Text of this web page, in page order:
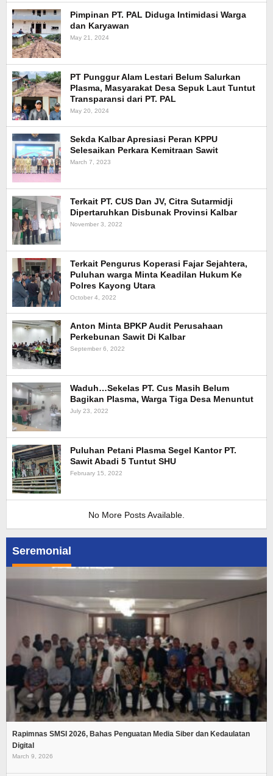
Seremonial
Rapimnas SMSI 2026, Bahas Penguatan Media Siber dan Kedaulatan
Digital
March 9, 2026
Pimpinan PT. PAL Diduga Intimidasi Warga
dan Karyawan
May 21, 2024
PT Punggur Alam Lestari Belum Salurkan
Plasma, Masyarakat Desa Sepuk Laut Tuntut
Transparansi dari PT. PAL
May 20, 2024
Sekda Kalbar Apresiasi Peran KPPU
Selesaikan Perkara Kemitraan Sawit
March 7, 2023
Terkait PT. CUS Dan JV, Citra Sutarmidji
Dipertaruhkan Disbunak Provinsi Kalbar
November 3, 2022
Terkait Pengurus Koperasi Fajar Sejahtera,
Puluhan warga Minta Keadilan Hukum Ke
Polres Kayong Utara
October 4, 2022
Anton Minta BPKP Audit Perusahaan
Perkebunan Sawit Di Kalbar
September 6, 2022
Waduh…Sekelas PT. Cus Masih Belum
Bagikan Plasma, Warga Tiga Desa Menuntut
July 23, 2022
Puluhan Petani Plasma Segel Kantor PT.
Sawit Abadi 5 Tuntut SHU
February 15, 2022
No More Posts Available.